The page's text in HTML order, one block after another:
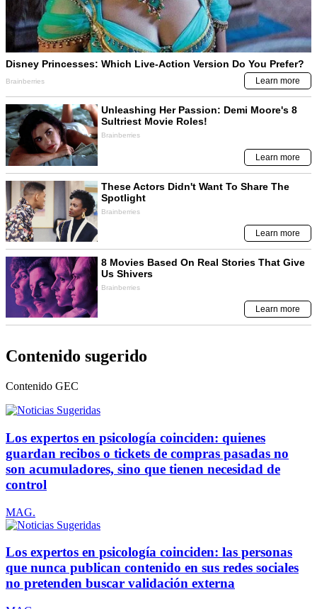
Contenido sugerido
Contenido GEC
Los expertos en psicología coinciden: quienes
guardan recibos o tickets de compras pasadas no
son acumuladores, sino que tienen necesidad de
control
MAG.
Los expertos en psicología coinciden: las personas
que nunca publican contenido en sus redes sociales
no pretenden buscar validación externa